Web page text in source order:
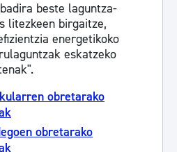
beste laguntza-
litezkeen birgaitze,
energetikoko
eskatzeko
obretarako
obretarako